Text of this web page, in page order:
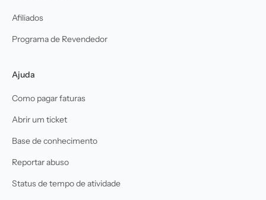
Afiliados
Programa de Revendedor
Ajuda
Como pagar faturas
Abrir um ticket
Base de conhecimento
Reportar abuso
Status de tempo de atividade